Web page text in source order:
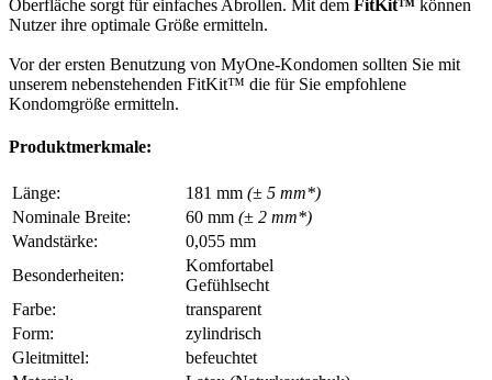
Oberfläche sorgt für einfaches Abrollen. Mit dem FitKit™ können
Nutzer ihre optimale Größe ermitteln.
Vor der ersten Benutzung von MyOne-Kondomen sollten Sie mit
unserem nebenstehenden FitKit™ die für Sie empfohlene
Kondomgröße ermitteln.
Produktmerkmale:
Länge: 181 mm (± 5 mm*)
Nominale Breite:
60 mm (± 2 mm*)
Wandstärke:
0,055 mm
Besonderheiten:
Komfortabel
Gefühlsecht
Farbe:
transparent
Form:
zylindrisch
Gleitmittel:
befeuchtet